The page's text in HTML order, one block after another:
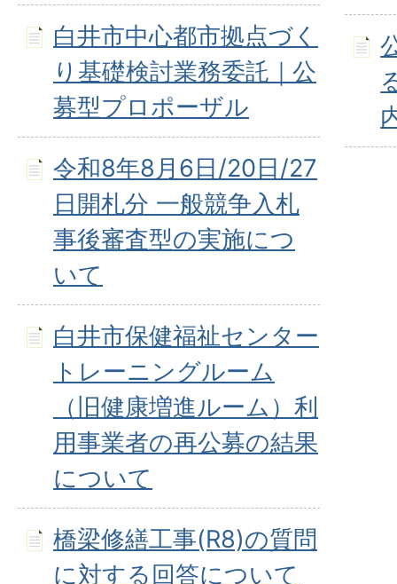
白井市中心都市拠点づく
り基礎検討業務委託｜公
募型プロポーザル
令和8年8月6日/20日/27
日開札分 一般競争入札
事後審査型の実施につ
いて
白井市保健福祉センター
トレーニングルーム
（旧健康増進ルーム）利
用事業者の再公募の結果
について
橋梁修繕工事(R8)の質問
に対する回答について